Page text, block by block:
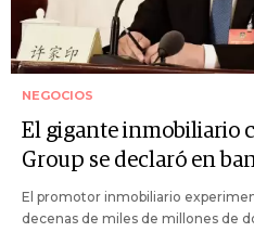
NEGOCIOS
El gigante inmobiliario
Group se declaró en
El promotor inmobiliario
decenas de miles de millones de